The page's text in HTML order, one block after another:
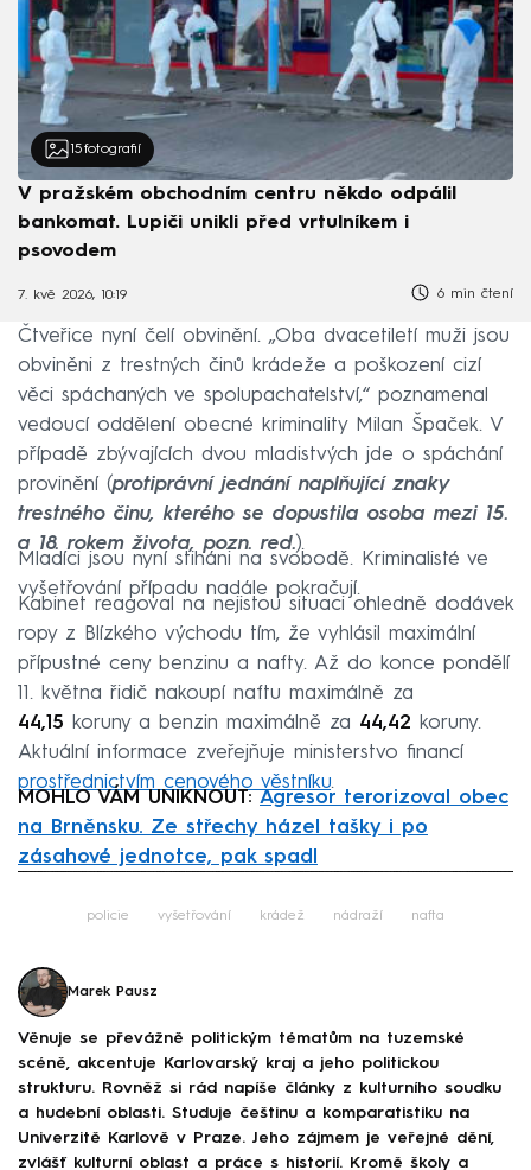
15 fotografií
V pražském obchodním centru někdo odpálil
bankomat. Lupiči unikli před vrtulníkem i
psovodem
7. kvě 2026, 10:19 6 min čtení
Čtveřice nyní čelí obvinění. „Oba dvacetiletí muži jsou
obviněni z trestných činů krádeže a poškození cizí
věci spáchaných ve spolupachatelství,“ poznamenal
vedoucí oddělení obecné kriminality Milan Špaček. V
případě zbývajících dvou mladistvých jde o spáchání
provinění (protiprávní jednání naplňující znaky
trestného činu, kterého se dopustila osoba mezi 15.
a 18. rokem života, pozn. red.).
Mladíci jsou nyní stiháni na svobodě. Kriminalisté ve
vyšetřování případu nadále pokračují.
Kabinet reagoval na nejistou situaci ohledně dodávek
ropy z Blízkého východu tím, že vyhlásil maximální
přípustné ceny benzinu a nafty. Až do konce pondělí
11. května řidič nakoupí naftu maximálně za
44,15 koruny a benzin maximálně za 44,42 koruny.
Aktuální informace zveřejňuje ministerstvo financí
prostřednictvím cenového věstníku.
MOHLO VÁM UNIKNOUT: Agresor terorizoval obec
na Brněnsku. Ze střechy házel tašky i po
zásahové jednotce, pak spadl
policie vyšetřování krádež nádraží nafta
Marek Pausz
Věnuje se převážně politickým tématům na tuzemské
scéně, akcentuje Karlovarský kraj a jeho politickou
strukturu. Rovněž si rád napíše články z kulturního soudku
a hudební oblasti. Studuje češtinu a komparatistiku na
Univerzitě Karlově v Praze. Jeho zájmem je veřejné dění,
zvlášť kulturní oblast a práce s historií. Kromě školy a